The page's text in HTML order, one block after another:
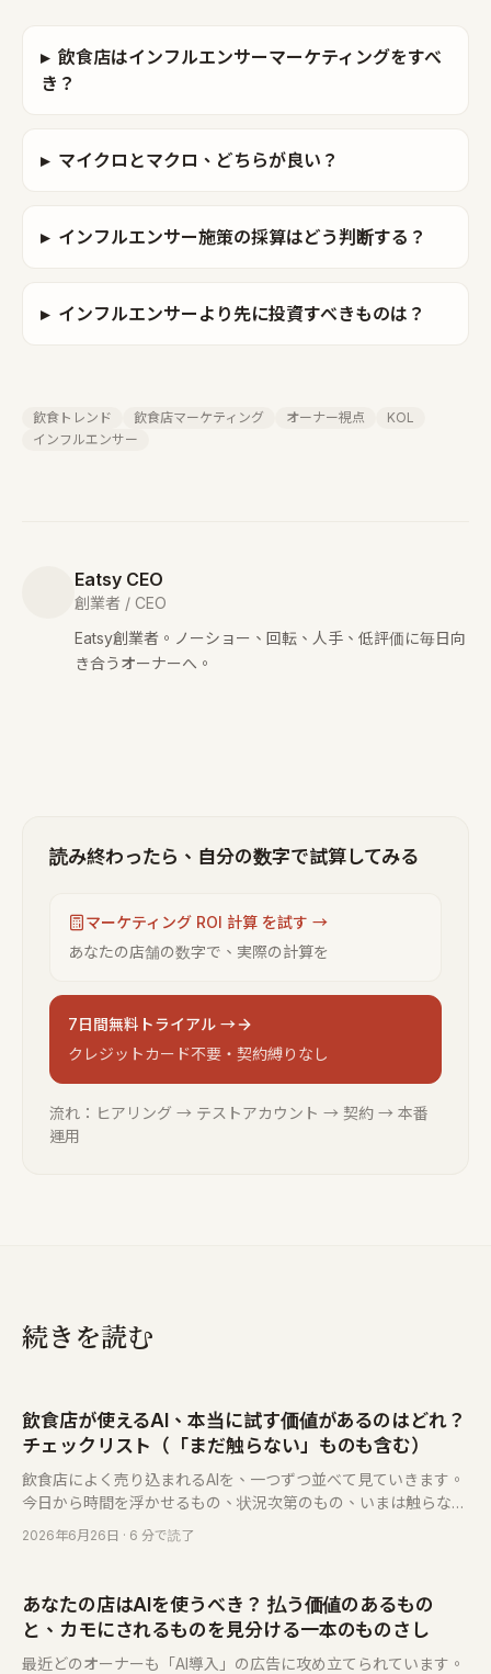
▸ 飲食店はインフルエンサーマーケティングをすべ
き？
▸ マイクロとマクロ、どちらが良い？
▸ インフルエンサー施策の採算はどう判断する？
▸ インフルエンサーより先に投資すべきものは？
飲食トレンド 飲食店マーケティング オーナー視点
KOL
インフルエンサー
Eatsy CEO
創業者 / CEO
Eatsy創業者。ノーショー、回転、人手、低評価に毎日向
き合うオーナーへ。
読み終わったら、自分の数字で試算してみる
マーケティング ROI 計算 を試す →
あなたの店舗の数字で、実際の計算を
7日間無料トライアル →
クレジットカード不要・契約縛りなし
流れ：ヒアリング → テストアカウント → 契約 → 本番
運用
続きを読む
飲食店が使えるAI、本当に試す価値があるのはどれ？
チェックリスト（「まだ触らない」ものも含む）
飲食店によく売り込まれるAIを、一つずつ並べて見ていきます。
今日から時間を浮かせるもの、状況次第のもの、いまは触らない
ほうがいいもの。それぞれにやさしい言葉の判断をつけました。
これに沿って選ぶだけです。
2026年6月26日 · 6 分で読了
あなたの店はAIを使うべき？ 払う価値のあるもの
と、カモにされるものを見分ける一本のものさし
最近どのオーナーも「AI導入」の広告に攻め立てられています。